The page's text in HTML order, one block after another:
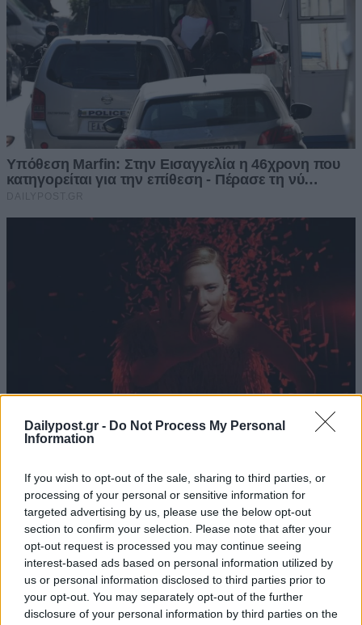
Dailypost.gr - Do Not Process My Personal
Information
If you wish to opt-out of the sale, sharing to third parties, or
processing of your personal or sensitive information for
targeted advertising by us, please use the below opt-out
section to confirm your selection. Please note that after your
opt-out request is processed you may continue seeing
interest-based ads based on personal information utilized by
us or personal information disclosed to third parties prior to
your opt-out. You may separately opt-out of the further
disclosure of your personal information by third parties on the